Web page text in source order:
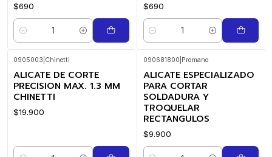
$690
Cantidad
$690
Cantidad
0905003 Chinetti
ALICATE DE CORTE
PRECISION MAX. 1.3 MM
CHINETTI
$19.900
090681800 Promano
ALICATE ESPECIALIZADO
PARA CORTAR
SOLDADURA Y
TROQUELAR
RECTANGULOS
$9.900